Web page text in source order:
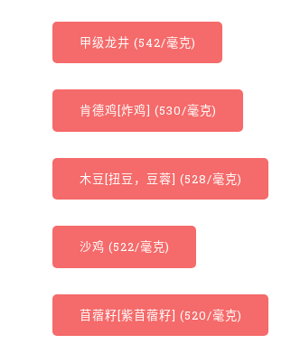
甲级龙井 (542/毫克)
肯德鸡[炸鸡] (530/毫克)
木豆[扭豆，豆蓉] (528/毫克)
沙鸡 (522/毫克)
苜蓿籽[紫苜蓿籽] (520/毫克)